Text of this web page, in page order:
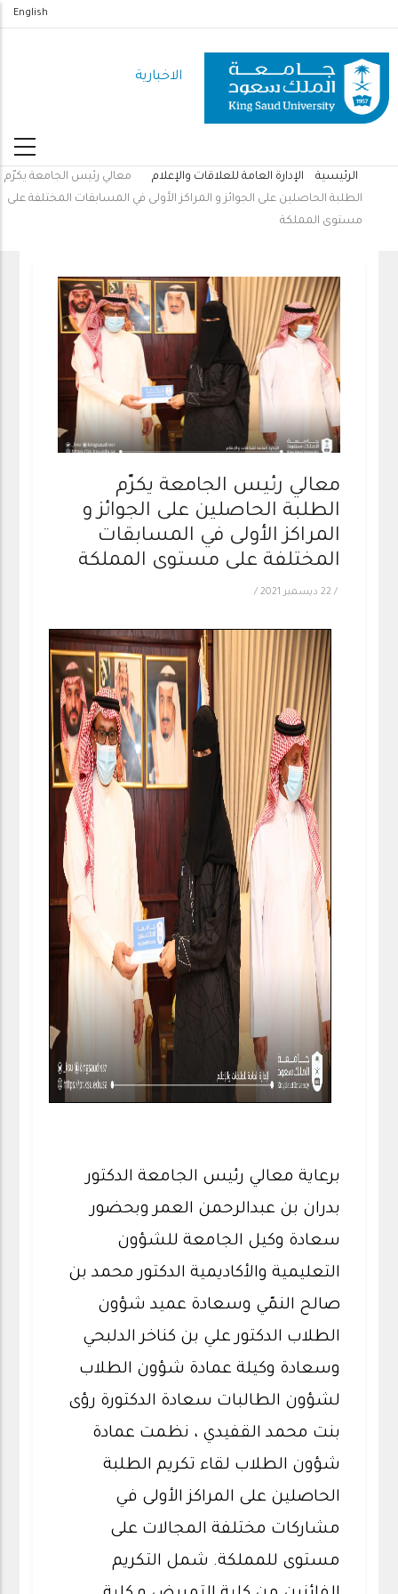
المحتوى
الرئيسي
English
الاخبارية
مسار
التنقل
الرئيسية الإدارة العامة للعلاقات والإعلام
معالي رئيس الجامعة يكرّم
الطلبة الحاصلين على الجوائز و المراكز الأولى في المسابقات المختلفة على
مستوى المملكة
معالي رئيس الجامعة يكرّم
الطلبة الحاصلين على الجوائز و
المراكز الأولى في المسابقات
المختلفة على مستوى المملكة
/ 22 ديسمبر 2021 /
برعاية معالي رئيس الجامعة الدكتور
بدران بن عبدالرحمن العمر وبحضور
سعادة وكيل الجامعة للشؤون
التعليمية والأكاديمية الدكتور محمد بن
صالح النمّي وسعادة عميد شؤون
الطلاب الدكتور علي بن كناخر الدلبحي
وسعادة وكيلة عمادة شؤون الطلاب
لشؤون الطالبات سعادة الدكتورة رؤى
بنت محمد القفيدي ، نظمت عمادة
شؤون الطلاب لقاء تكريم الطلبة
الحاصلين على المراكز الأولى في
مشاركات مختلفة المجالات على
مستوى للمملكة. شمل التكريم